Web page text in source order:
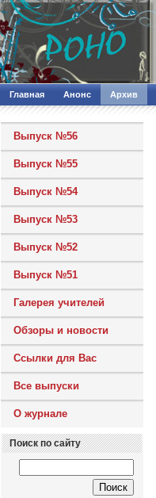
Главная Анонс Архив
Выпуск №56
Выпуск №55
Выпуск №54
Выпуск №53
Выпуск №52
Выпуск №51
Галерея учителей
Обзоры и новости
Ссылки для Вас
Все выпуски
О журнале
Поиск по сайту